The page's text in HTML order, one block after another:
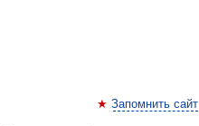
Запомнить сайт